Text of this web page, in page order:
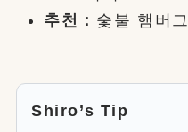
추천： 숯불 햄버
Shiro’s Tip